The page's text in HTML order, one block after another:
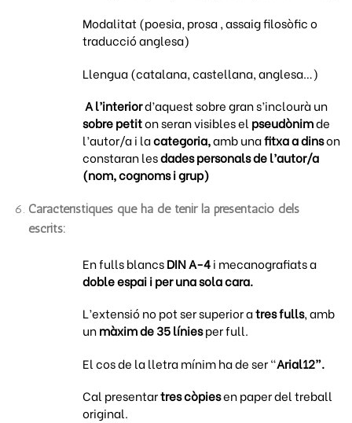
Modalitat (poesia, prosa , assaig filosòfic o
traducció anglesa)
Llengua (catalana, castellana, anglesa…)
A l’interiord’aquest sobre gran s’inclourà un
sobre petiton seran visibles el pseudònimde
l’autor/a i lacategoria,amb unafitxa a dinson
constaran lesdades personals de l’autor/a
(nom, cognoms i grup)
Característiques que ha de tenir la presentació dels
escrits:
En fulls blancsDIN A-4i mecanografiats a
doble espai i per una sola cara.
L’extensió no pot ser superior atres fulls, amb
unmàxim de 35 líniesper full.
El cos de la lletra mínim ha de ser “Arial12”.
Cal presentartres còpiesen paper del treball
original.